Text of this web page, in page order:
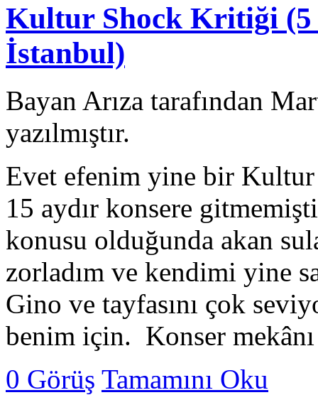
Kultur Shock Kritiği (5
İstanbul)
Bayan Arıza tarafından
yazılmıştır.
Evet efenim yine bir Kultur
15 aydır konsere
konusu olduğunda akan
zorladım ve kendimi yine
Gino ve tayfasını çok
benim için. Konser
0 Görüş Tamamını Oku